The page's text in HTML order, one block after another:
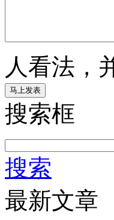
人看法，
搜索框
搜索
最新文章